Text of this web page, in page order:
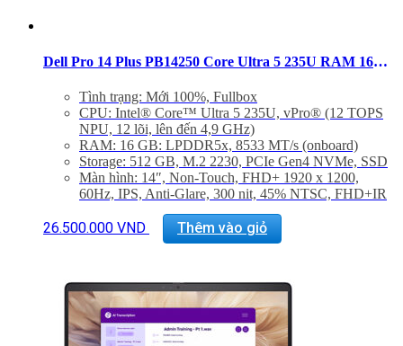
Dell Pro 14 Plus PB14250 Core Ultra 5 235U RAM 16GB SSD 512GB 14 inch FHD+ Windows 11
Tình trạng: Mới 100%, Fullbox
CPU: Intel® Core™ Ultra 5 235U, vPro® (12 TOPS
NPU, 12 lõi, lên đến 4,9 GHz)
RAM: 16 GB: LPDDR5x, 8533 MT/s (onboard)
Storage: 512 GB, M.2 2230, PCIe Gen4 NVMe, SSD
Màn hình: 14″, Non-Touch, FHD+ 1920 x 1200,
60Hz, IPS, Anti-Glare, 300 nit, 45% NTSC, FHD+IR
GPU: Integrated Intel® Arc™ graphics for Intel®
Core™ Ultra 5 236V vPro® processor, 16 GB
Trọng lượng: 1.40 kg
26.500.000 VND Thêm vào giỏ